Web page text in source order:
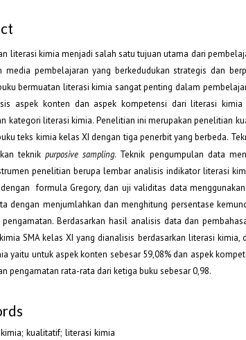
literasi kimia menjadi salah satu tujuan utama dari
media pembelajaran yang berkedudukan strategis dan
bermuatan literasi kimia sangat penting dalam
aspek konten dan aspek kompetensi dari literasi
kategori literasi kimia. Penelitian ini merupakan penelitian
teks kimia kelas XI dengan tiga penerbit yang berbeda.
teknikpurposive sampling. Teknik pengumpulan data
penelitian berupa lembar analisis indikator literasi
formula Gregory, dan uji validitas data
dengan menjumlahkan dan menghitung persentase
Berdasarkan hasil analisis data dan
SMA kelas XI yang dianalisis berdasarkan literasi
yaitu untuk aspek konten sebesar 59,08% dan aspek
pengamatan rata-rata dari ketiga buku sebesar 0,98.
kualitatif; literasi kimia